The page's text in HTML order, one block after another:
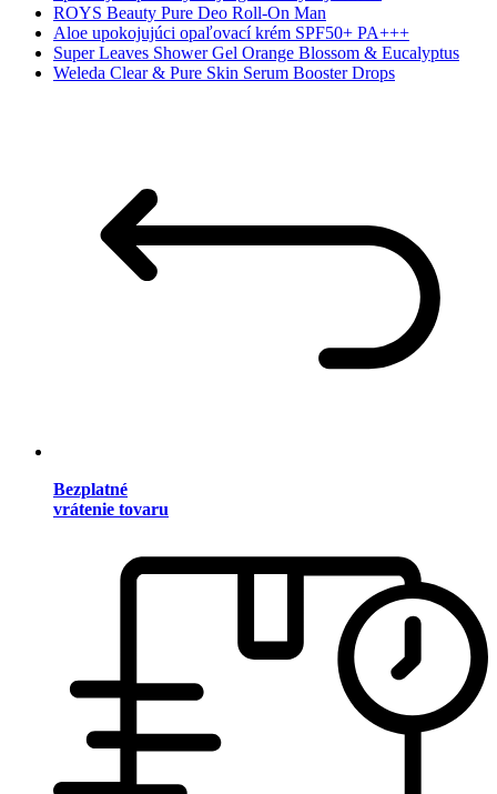
ROYS Beauty Pure Deo Roll-On Man
Aloe upokojujúci opaľovací krém SPF50+ PA+++
Super Leaves Shower Gel Orange Blossom & Eucalyptus
Weleda Clear & Pure Skin Serum Booster Drops
Bezplatné
vrátenie tovaru